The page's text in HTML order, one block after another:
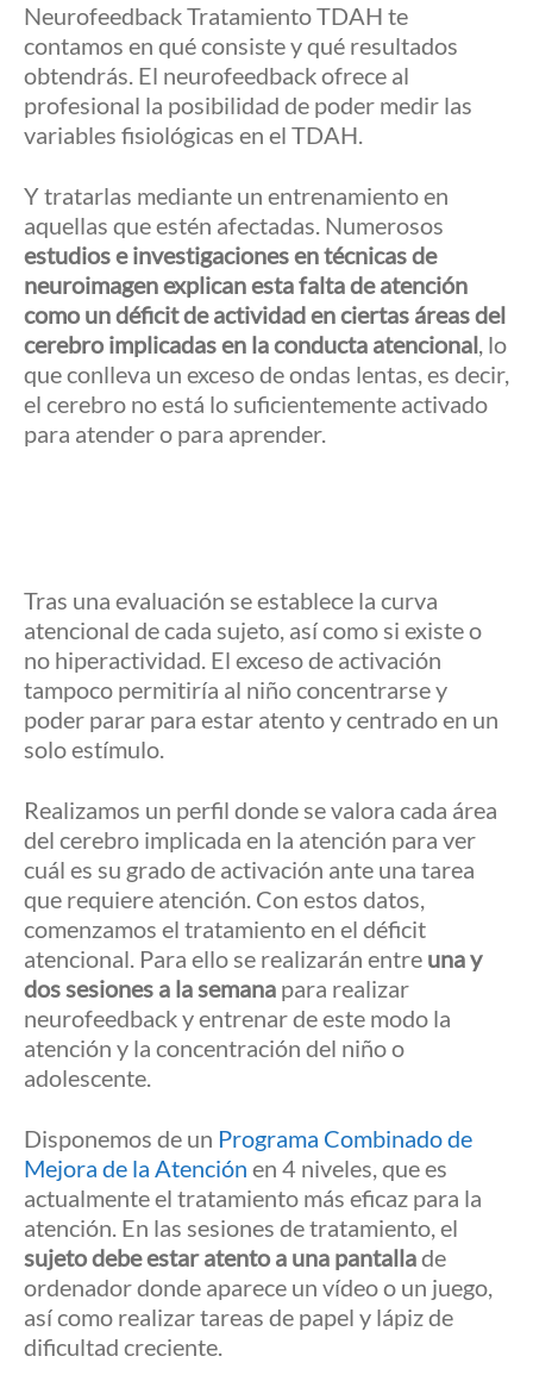
Neurofeedback Tratamiento TDAH te
contamos en qué consiste y qué resultados
obtendrás. El neurofeedback ofrece al
profesional la posibilidad de poder medir las
variables fisiológicas en el TDAH.
Y tratarlas mediante un entrenamiento en
aquellas que estén afectadas. Numerosos
estudios e investigaciones en técnicas de
neuroimagen explican esta falta de atención
como un déficit de actividad en ciertas áreas del
cerebro implicadas en la conducta atencional, lo
que conlleva un exceso de ondas lentas, es decir,
el cerebro no está lo suficientemente activado
para atender o para aprender.
Tras una evaluación se establece la curva
atencional de cada sujeto, así como si existe o
no hiperactividad. El exceso de activación
tampoco permitiría al niño concentrarse y
poder parar para estar atento y centrado en un
solo estímulo.
Realizamos un perfil donde se valora cada área
del cerebro implicada en la atención para ver
cuál es su grado de activación ante una tarea
que requiere atención. Con estos datos,
comenzamos el tratamiento en el déficit
atencional. Para ello se realizarán entre una y
dos sesiones a la semana para realizar
neurofeedback y entrenar de este modo la
atención y la concentración del niño o
adolescente.
Disponemos de un Programa Combinado de
Mejora de la Atención en 4 niveles, que es
actualmente el tratamiento más eficaz para la
atención. En las sesiones de tratamiento, el
sujeto debe estar atento a una pantallade
ordenador donde aparece un vídeo o un juego,
así como realizar tareas de papel y lápiz de
dificultad creciente.